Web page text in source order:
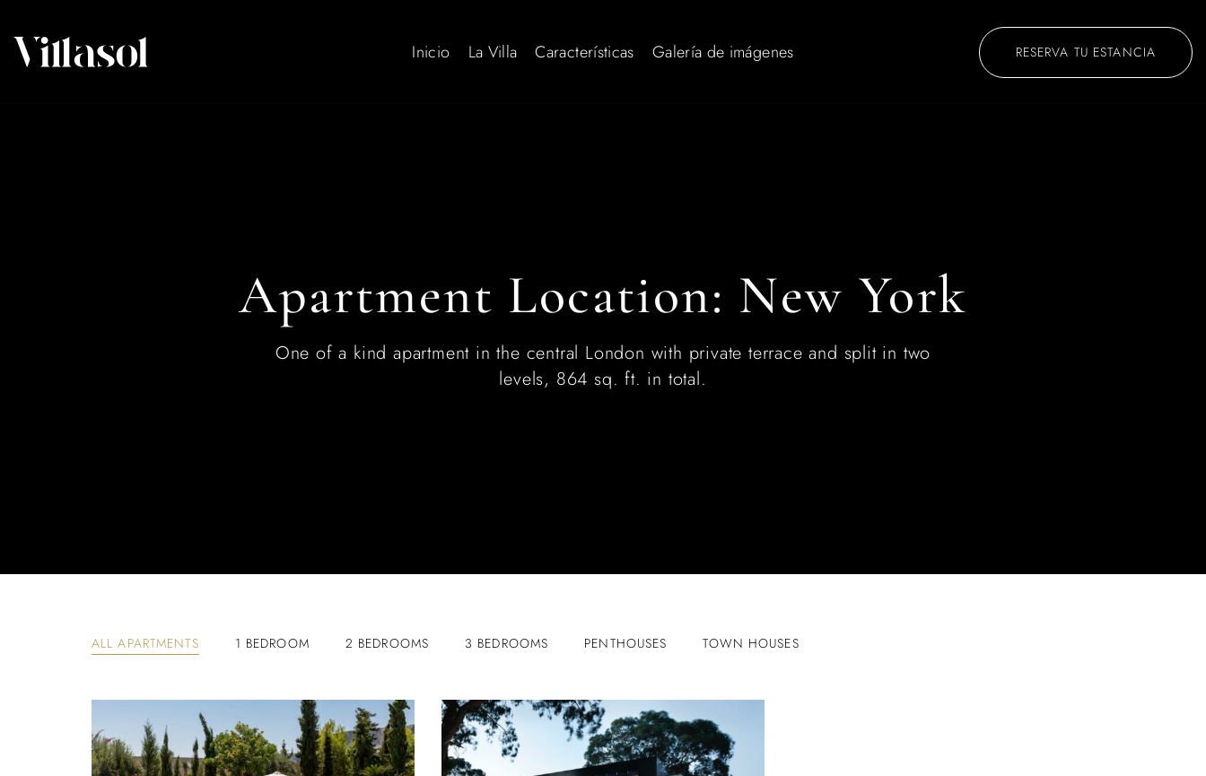
Inicio La Villa Características Galería de imágenes RESERVA TU ESTANCIA
Apartment Location: New York
One of a kind apartment in the central London with private terrace and split in two
levels, 864 sq. ft. in total.
ALL APARTMENTS 1 BEDROOM 2 BEDROOMS 3 BEDROOMS PENTHOUSES TOWN HOUSES